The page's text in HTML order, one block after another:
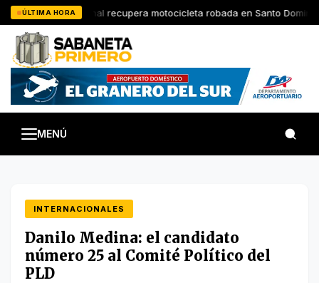
Saltar
al
contenido
ÚLTIMA HORA
Policia Nacional recupera motocicleta robada en Santo
MENÚ
INTERNACIONALES
Danilo Medina: el candidato
número 25 al Comité Político del
PLD